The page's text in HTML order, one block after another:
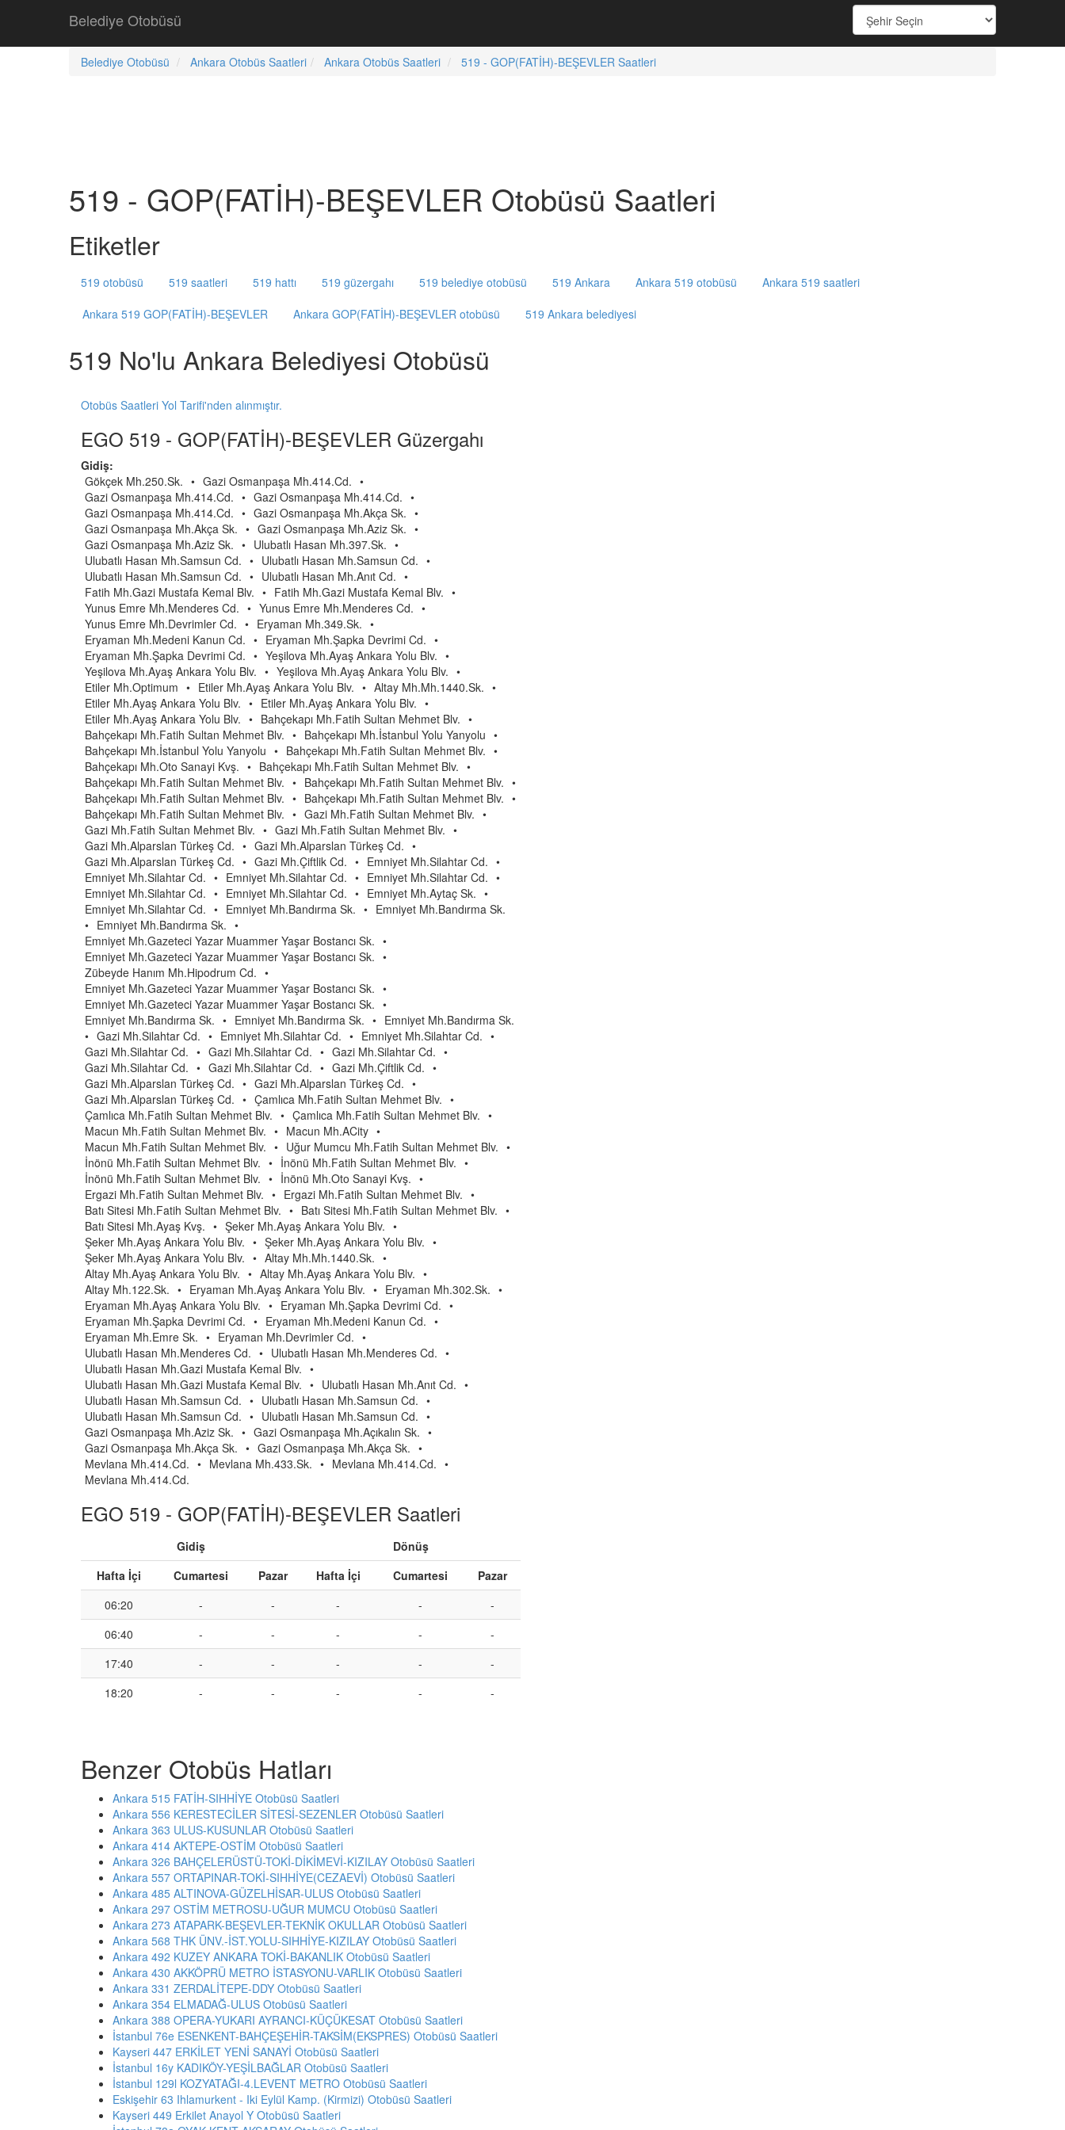
Belediye Otobüsü
Belediye Otobüsü Ankara Otobüs Saatleri Ankara Otobüs Saatleri 519 - GOP(FATİH)-BEŞEVLER Saatleri
519 - GOP(FATİH)-BEŞEVLER Otobüsü Saatleri
Etiketler
519 otobüsü 519 saatleri 519 hattı 519 güzergahı 519 belediye otobüsü 519 Ankara Ankara 519 otobüsü
Ankara 519 saatleri
Ankara 519 GOP(FATİH)-BEŞEVLER
Ankara GOP(FATİH)-BEŞEVLER otobüsü 519 Ankara belediyesi
519 No'lu Ankara Belediyesi Otobüsü
Otobüs Saatleri Yol Tarifi'nden alınmıştır.
EGO 519 - GOP(FATİH)-BEŞEVLER Güzergahı
Gidiş:
Gökçek Mh.250.Sk. • Gazi Osmanpaşa Mh.414.Cd. •
Gazi Osmanpaşa Mh.414.Cd. • Gazi Osmanpaşa Mh.414.Cd. •
Gazi Osmanpaşa Mh.414.Cd. • Gazi Osmanpaşa Mh.Akça Sk. •
Gazi Osmanpaşa Mh.Akça Sk. • Gazi Osmanpaşa Mh.Aziz Sk. •
Gazi Osmanpaşa Mh.Aziz Sk. • Ulubatlı Hasan Mh.397.Sk. •
Ulubatlı Hasan Mh.Samsun Cd. • Ulubatlı Hasan Mh.Samsun Cd. •
Ulubatlı Hasan Mh.Samsun Cd. • Ulubatlı Hasan Mh.Anıt Cd. •
Fatih Mh.Gazi Mustafa Kemal Blv. • Fatih Mh.Gazi Mustafa Kemal Blv. •
Yunus Emre Mh.Menderes Cd. • Yunus Emre Mh.Menderes Cd. •
Yunus Emre Mh.Devrimler Cd. • Eryaman Mh.349.Sk. •
Eryaman Mh.Medeni Kanun Cd. • Eryaman Mh.Şapka Devrimi Cd. •
Eryaman Mh.Şapka Devrimi Cd. • Yeşilova Mh.Ayaş Ankara Yolu Blv. •
Yeşilova Mh.Ayaş Ankara Yolu Blv. • Yeşilova Mh.Ayaş Ankara Yolu Blv. •
Etiler Mh.Optimum • Etiler Mh.Ayaş Ankara Yolu Blv. • Altay Mh.Mh.1440.Sk. •
Etiler Mh.Ayaş Ankara Yolu Blv. • Etiler Mh.Ayaş Ankara Yolu Blv. •
Etiler Mh.Ayaş Ankara Yolu Blv. • Bahçekapı Mh.Fatih Sultan Mehmet Blv. •
Bahçekapı Mh.Fatih Sultan Mehmet Blv. • Bahçekapı Mh.İstanbul Yolu Yanyolu •
Bahçekapı Mh.İstanbul Yolu Yanyolu • Bahçekapı Mh.Fatih Sultan Mehmet Blv. •
Bahçekapı Mh.Oto Sanayi Kvş. • Bahçekapı Mh.Fatih Sultan Mehmet Blv. •
Bahçekapı Mh.Fatih Sultan Mehmet Blv. • Bahçekapı Mh.Fatih Sultan Mehmet Blv. •
Bahçekapı Mh.Fatih Sultan Mehmet Blv. • Bahçekapı Mh.Fatih Sultan Mehmet Blv. •
Bahçekapı Mh.Fatih Sultan Mehmet Blv. • Gazi Mh.Fatih Sultan Mehmet Blv. •
Gazi Mh.Fatih Sultan Mehmet Blv. • Gazi Mh.Fatih Sultan Mehmet Blv. •
Gazi Mh.Alparslan Türkeş Cd. • Gazi Mh.Alparslan Türkeş Cd. •
Gazi Mh.Alparslan Türkeş Cd. • Gazi Mh.Çiftlik Cd. • Emniyet Mh.Silahtar Cd. •
Emniyet Mh.Silahtar Cd. • Emniyet Mh.Silahtar Cd. • Emniyet Mh.Silahtar Cd. •
Emniyet Mh.Silahtar Cd. • Emniyet Mh.Silahtar Cd. • Emniyet Mh.Aytaç Sk. •
Emniyet Mh.Silahtar Cd. • Emniyet Mh.Bandırma Sk. • Emniyet Mh.Bandırma Sk.
• Emniyet Mh.Bandırma Sk. •
Emniyet Mh.Gazeteci Yazar Muammer Yaşar Bostancı Sk. •
Emniyet Mh.Gazeteci Yazar Muammer Yaşar Bostancı Sk. •
Zübeyde Hanım Mh.Hipodrum Cd. •
Emniyet Mh.Gazeteci Yazar Muammer Yaşar Bostancı Sk. •
Emniyet Mh.Gazeteci Yazar Muammer Yaşar Bostancı Sk. •
Emniyet Mh.Bandırma Sk. • Emniyet Mh.Bandırma Sk. • Emniyet Mh.Bandırma Sk.
• Gazi Mh.Silahtar Cd. • Emniyet Mh.Silahtar Cd. • Emniyet Mh.Silahtar Cd. •
Gazi Mh.Silahtar Cd. • Gazi Mh.Silahtar Cd. • Gazi Mh.Silahtar Cd. •
Gazi Mh.Silahtar Cd. • Gazi Mh.Silahtar Cd. • Gazi Mh.Çiftlik Cd. •
Gazi Mh.Alparslan Türkeş Cd. • Gazi Mh.Alparslan Türkeş Cd. •
Gazi Mh.Alparslan Türkeş Cd. • Çamlıca Mh.Fatih Sultan Mehmet Blv. •
Çamlıca Mh.Fatih Sultan Mehmet Blv. • Çamlıca Mh.Fatih Sultan Mehmet Blv. •
Macun Mh.Fatih Sultan Mehmet Blv. • Macun Mh.ACity •
Macun Mh.Fatih Sultan Mehmet Blv. • Uğur Mumcu Mh.Fatih Sultan Mehmet Blv. •
İnönü Mh.Fatih Sultan Mehmet Blv. • İnönü Mh.Fatih Sultan Mehmet Blv. •
İnönü Mh.Fatih Sultan Mehmet Blv. • İnönü Mh.Oto Sanayi Kvş. •
Ergazi Mh.Fatih Sultan Mehmet Blv. • Ergazi Mh.Fatih Sultan Mehmet Blv. •
Batı Sitesi Mh.Fatih Sultan Mehmet Blv. • Batı Sitesi Mh.Fatih Sultan Mehmet Blv. •
Batı Sitesi Mh.Ayaş Kvş. • Şeker Mh.Ayaş Ankara Yolu Blv. •
Şeker Mh.Ayaş Ankara Yolu Blv. • Şeker Mh.Ayaş Ankara Yolu Blv. •
Şeker Mh.Ayaş Ankara Yolu Blv. • Altay Mh.Mh.1440.Sk. •
Altay Mh.Ayaş Ankara Yolu Blv. • Altay Mh.Ayaş Ankara Yolu Blv. •
Altay Mh.122.Sk. • Eryaman Mh.Ayaş Ankara Yolu Blv. • Eryaman Mh.302.Sk. •
Eryaman Mh.Ayaş Ankara Yolu Blv. • Eryaman Mh.Şapka Devrimi Cd. •
Eryaman Mh.Şapka Devrimi Cd. • Eryaman Mh.Medeni Kanun Cd. •
Eryaman Mh.Emre Sk. • Eryaman Mh.Devrimler Cd. •
Ulubatlı Hasan Mh.Menderes Cd. • Ulubatlı Hasan Mh.Menderes Cd. •
Ulubatlı Hasan Mh.Gazi Mustafa Kemal Blv. •
Ulubatlı Hasan Mh.Gazi Mustafa Kemal Blv. • Ulubatlı Hasan Mh.Anıt Cd. •
Ulubatlı Hasan Mh.Samsun Cd. • Ulubatlı Hasan Mh.Samsun Cd. •
Ulubatlı Hasan Mh.Samsun Cd. • Ulubatlı Hasan Mh.Samsun Cd. •
Gazi Osmanpaşa Mh.Aziz Sk. • Gazi Osmanpaşa Mh.Açıkalın Sk. •
Gazi Osmanpaşa Mh.Akça Sk. • Gazi Osmanpaşa Mh.Akça Sk. •
Mevlana Mh.414.Cd. • Mevlana Mh.433.Sk. • Mevlana Mh.414.Cd. •
Mevlana Mh.414.Cd.
EGO 519 - GOP(FATİH)-BEŞEVLER Saatleri
Gidiş
Dönüş
Hafta İçi
Cumartesi Pazar Hafta İçi Cumartesi
Pazar
06:20
- - - -
-
06:40
- - - -
-
17:40
- - - -
-
18:20
- - - - -
Benzer Otobüs Hatları
Ankara 515 FATİH-SIHHİYE Otobüsü Saatleri
Ankara 556 KERESTECİLER SİTESİ-SEZENLER Otobüsü Saatleri
Ankara 363 ULUS-KUSUNLAR Otobüsü Saatleri
Ankara 414 AKTEPE-OSTİM Otobüsü Saatleri
Ankara 326 BAHÇELERÜSTÜ-TOKİ-DİKİMEVİ-KIZILAY Otobüsü Saatleri
Ankara 557 ORTAPINAR-TOKİ-SIHHİYE(CEZAEVİ) Otobüsü Saatleri
Ankara 485 ALTINOVA-GÜZELHİSAR-ULUS Otobüsü Saatleri
Ankara 297 OSTİM METROSU-UĞUR MUMCU Otobüsü Saatleri
Ankara 273 ATAPARK-BEŞEVLER-TEKNİK OKULLAR Otobüsü Saatleri
Ankara 568 THK ÜNV.-İST.YOLU-SIHHİYE-KIZILAY Otobüsü Saatleri
Ankara 492 KUZEY ANKARA TOKİ-BAKANLIK Otobüsü Saatleri
Ankara 430 AKKÖPRÜ METRO İSTASYONU-VARLIK Otobüsü Saatleri
Ankara 331 ZERDALİTEPE-DDY Otobüsü Saatleri
Ankara 354 ELMADAĞ-ULUS Otobüsü Saatleri
Ankara 388 OPERA-YUKARI AYRANCI-KÜÇÜKESAT Otobüsü Saatleri
İstanbul 76e ESENKENT-BAHÇEŞEHİR-TAKSİM(EKSPRES) Otobüsü Saatleri
Kayseri 447 ERKİLET YENİ SANAYİ Otobüsü Saatleri
İstanbul 16y KADIKÖY-YEŞİLBAĞLAR Otobüsü Saatleri
İstanbul 129l KOZYATAĞI-4.LEVENT METRO Otobüsü Saatleri
Eskişehir 63 Ihlamurkent - Iki Eylül Kamp. (Kirmizi) Otobüsü Saatleri
Kayseri 449 Erkilet Anayol Y Otobüsü Saatleri